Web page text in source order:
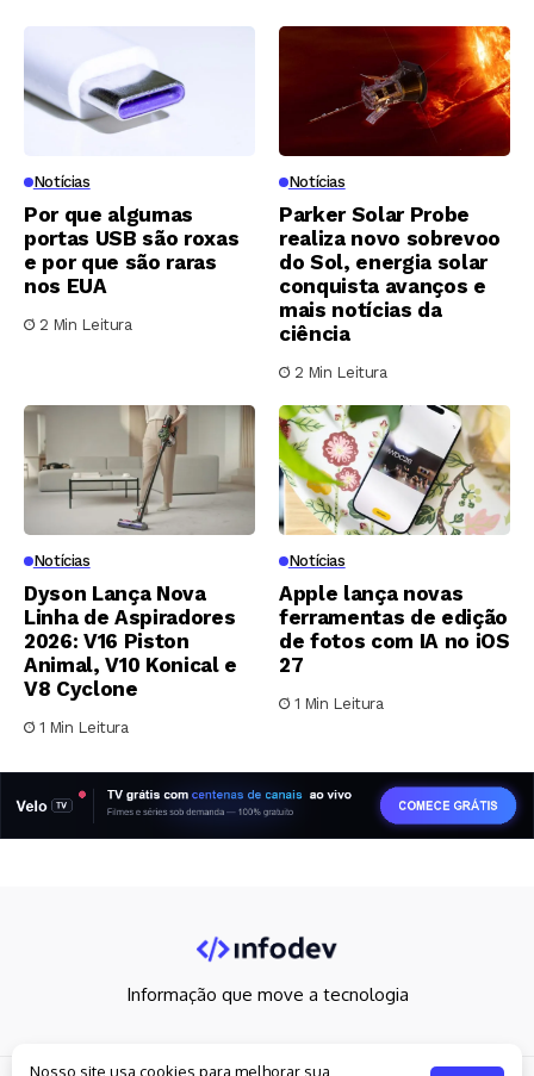
Notícias
Por que algumas
portas USB são roxas
e por que são raras
nos EUA
2 Min Leitura
Notícias
Parker Solar Probe
realiza novo sobrevoo
do Sol, energia solar
conquista avanços e
mais notícias da
ciência
2 Min Leitura
Notícias
Dyson Lança Nova
Linha de Aspiradores
2026: V16 Piston
Animal, V10 Konical e
V8 Cyclone
1 Min Leitura
Notícias
Apple lança novas
ferramentas de edição
de fotos com IA no iOS
27
1 Min Leitura
Informação que move a tecnologia
Nosso site usa cookies para melhorar sua